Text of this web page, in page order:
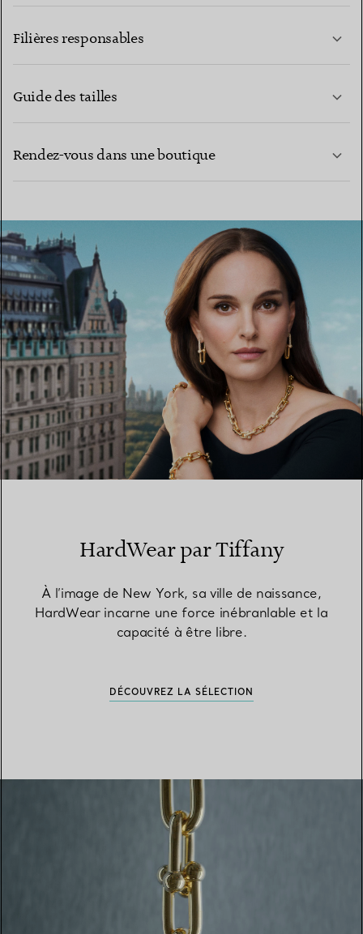
Filières responsables
Guide des tailles
Rendez-vous dans une boutique
TROUVEZ LA BOUTIQUE LA PLUS PROCHE
HardWear par Tiffany
À l’image de New York, sa ville de naissance,
HardWear incarne une force inébranlable et la
capacité à être libre.
DÉCOUVREZ LA SÉLECTION